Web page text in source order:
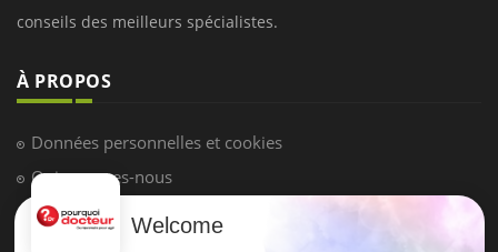
conseils des meilleurs spécialistes.
À PROPOS
Données personnelles et cookies
Qui sommes-nous
Conditions d'utilisation
Welcome